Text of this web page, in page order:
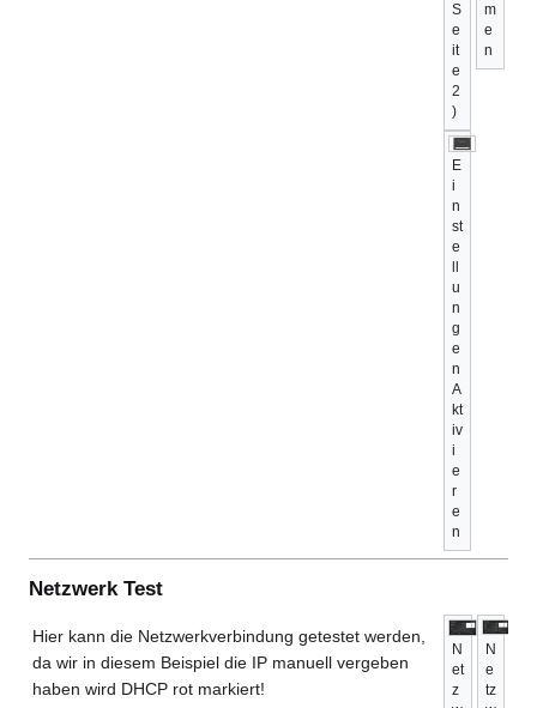
S
e
it
e
2
)
E
i
n
st
e
u
n
g
e
n
A
kt
iv
i
e
r
e
n
m
e
n
Netzwerk Test
Hier kann die Netzwerkverbindung getestet werden,
da wir in diesem Beispiel die IP manuell vergeben
haben wird DHCP rot markiert!
N
et
z
N
e
tz